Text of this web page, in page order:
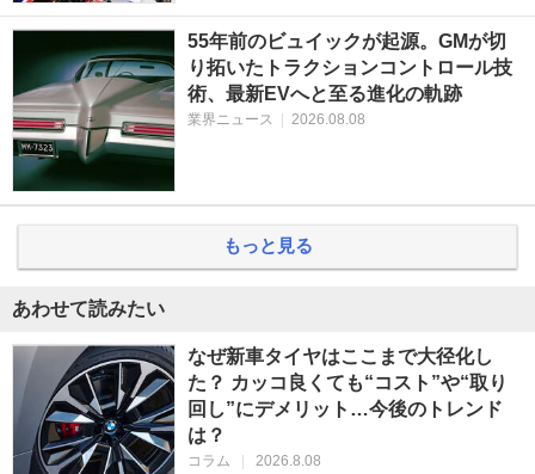
55年前のビュイックが起源。GMが切
り拓いたトラクションコントロール技
術、最新EVへと至る進化の軌跡
業界ニュース 2026.08.08
もっと見る
あわせて読みたい
なぜ新車タイヤはここまで大径化し
た？ カッコ良くても“コスト”や“取り
回し”にデメリット…今後のトレンド
は？
コラム 2026.8.08